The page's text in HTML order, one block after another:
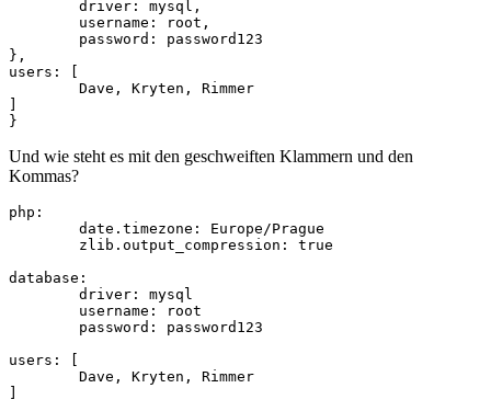
},
users: [
Und wie steht es mit den geschweiften Klammern und den
Kommas?
php:
database:
users: [